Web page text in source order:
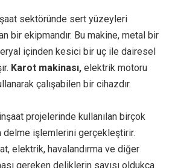
sektöründe sert yüzeyleri
bir ekipmandır. Bu makine, metal bir
içinden kesici bir uç ile dairesel
Karot makinası, elektrik motoru
çalışabilen bir cihazdır.
inşaat projelerinde kullanılan birçok
delme işlemlerini gerçekleştirir.
elektrik, havalandırma ve diğer
gereken deliklerin sayısı oldukça